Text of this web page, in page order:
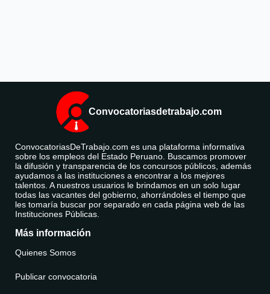
Convocatoriasdetrabajo.com
ConvocatoriasDeTrabajo.com es una plataforma informativa
sobre los empleos del Estado Peruano. Buscamos promover
la difusión y transparencia de los concursos públicos, además
ayudamos a las instituciones a encontrar a los mejores
talentos. A nuestros usuarios le brindamos en un solo lugar
todas las vacantes del gobierno, ahorrándoles el tiempo que
les tomaría buscar por separado en cada página web de las
Instituciones Públicas.
Más información
Quienes Somos
Publicar convocatoria